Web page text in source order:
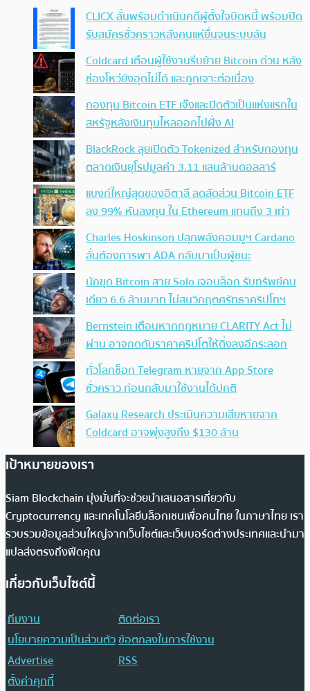
CLICX ลั่นพร้อมดำเนินคดีผู้ตั้งใจบิดหนี้ พร้อมปิด
รับสมัครชั่วคราวหลังคนแห่ยื่นจนระบบล้น
Coldcard เตือนผู้ใช้งานรีบย้าย Bitcoin ด่วน หลัง
ช่องโหว่ยังอุดไม่ได้ และถูกเจาะต่อเนื่อง
กองทุน Bitcoin ETF เจ๊งและปิดตัวเป็นแห่งแรกใน
สหรัฐหลังเงินทุนไหลออกไปฝั่ง AI
BlackRock ลุยเปิดตัว Tokenized สำหรับกองทุน
ตลาดเงินยุโรปมูลค่า 3.11 แสนล้านดอลลาร์
แบงก์ใหญ่สุดของอิตาลี ลดสัดส่วน Bitcoin ETF
ลง 99% หันลงทุน ใน Ethereum แทนถึง 3 เท่า
Charles Hoskinson ปลุกพลังคอมมูฯ Cardano
ลั่นต้องการพา ADA กลับมาเป็นผู้ชนะ
นักขุด Bitcoin สาย Solo เจอบล็อก รับทรัพย์คน
เดียว 6.6 ล้านบาท ไม่สนวิกฤตศรัทธาคริปโทฯ
Bernstein เตือนหากกฎหมาย CLARITY Act ไม่
ผ่าน อาจกดดันราคาคริปโตให้ดิ่งลงอีกระลอก
ทั่วโลกช็อก Telegram หายจาก App Store
ชั่วคราว ก่อนกลับมาใช้งานได้ปกติ
Galaxy Research ประเมินความเสียหายจาก
Coldcard อาจพุ่งสูงถึง $130 ล้าน
เป้าหมายของเรา
Siam Blockchain มุ่งมั่นที่จะช่วยนำเสนอสารเกี่ยวกับ
Cryptocurrency และเทคโนโลยีบล็อกเชนเพื่อคนไทย ในภาษาไทย เรา
รวบรวมข้อมูลส่วนใหญ่จากเว็บไซต์และเว็บบอร์ดต่างประเทศและนำมา
แปลส่งตรงถึงฟีดคุณ
เกี่ยวกับเว็บไซต์นี้
ทีมงาน
ติดต่อเรา
นโยบายความเป็นส่วนตัวข้อตกลงในการใช้งาน
Advertise
RSS
ตั้งค่าคุกกี้